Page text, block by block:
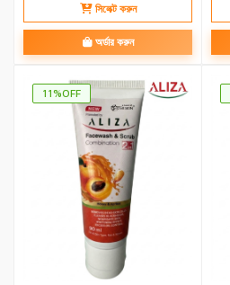
সিলেক্ট করুন
অর্ডার করুন
11%OFF